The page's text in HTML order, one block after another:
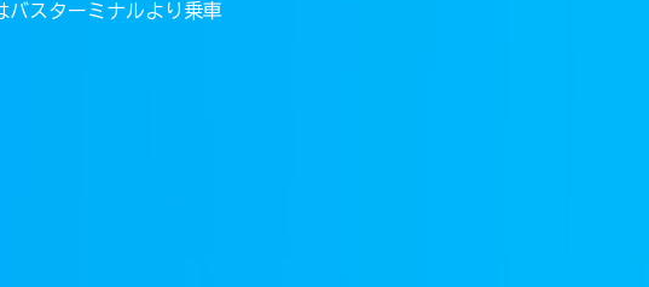
スターミナルより乗車